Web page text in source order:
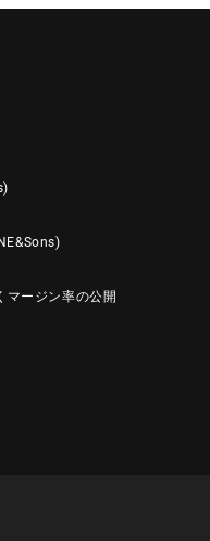
マージン率の公開